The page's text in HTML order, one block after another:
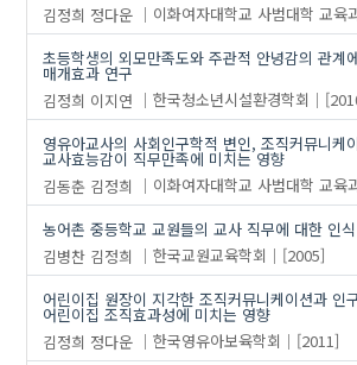
김정희 정다운 이화여자대학교 사범대학 교육
초등학생의 외모만족도와 주관적 안녕감의 관계
매개효과 연구
김정희 이지연 한국청소년시설환경학회
영유아교사의 사회인구학적 변인, 조직커뮤니케
교사효능감이 직무만족에 미치는 영향
김동춘 김정희 이화여자대학교 사범대학 교육
농어촌 중등학교 교원들의 교사 직무에 대한 인
김병찬 김정희 한국교원교육학회
[2005]
어린이집 원장이 지각한 조직커뮤니케이션과 인
어린이집 조직효과성에 미치는 영향
김정희 정다운 한국영유아보육학회
[2011]